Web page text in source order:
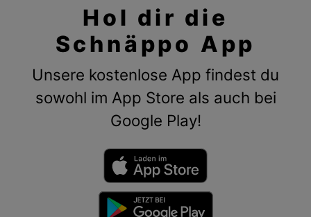
Hol dir die
Schnäppo App
Unsere kostenlose App findest du
sowohl im App Store als auch bei
Google Play!